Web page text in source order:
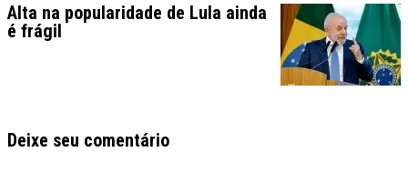
Alta na popularidade de Lula ainda
é frágil
Deixe seu comentário